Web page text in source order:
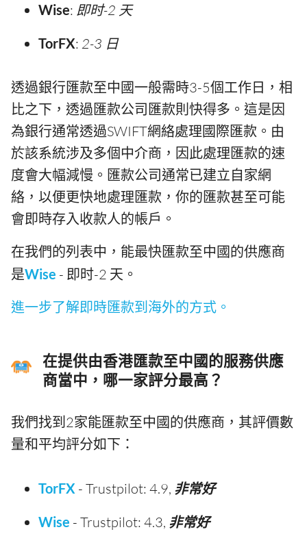
Wise: 即时-2 天
TorFX: 2-3 日
透過銀行匯款至中國一般需時3-5個工作日，相
比之下，透過匯款公司匯款則快得多。這是因
為銀行通常透過SWIFT網絡處理國際匯款。由
於該系統涉及多個中介商，因此處理匯款的速
度會大幅減慢。匯款公司通常已建立自家網
絡，以便更快地處理匯款，你的匯款甚至可能
會即時存入收款人的帳戶。
在我們的列表中，能最快匯款至中國的供應商
是Wise - 即时-2 天。
進一步了解即時匯款到海外的方式。
在提供由香港匯款至中國的服務供應
商當中，哪一家評分最高？
我們找到2家能匯款至中國的供應商，其評價數
量和平均評分如下：
TorFX - Trustpilot: 4.9, 非常好
Wise - Trustpilot: 4.3, 非常好